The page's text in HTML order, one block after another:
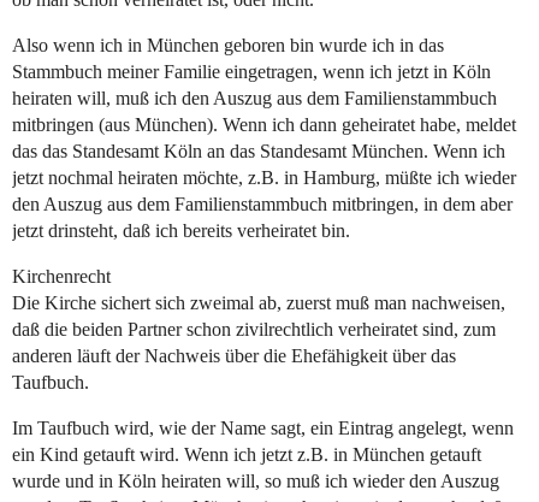
Also wenn ich in München geboren bin wurde ich in das
Stammbuch meiner Familie eingetragen, wenn ich jetzt in Köln
heiraten will, muß ich den Auszug aus dem Familienstammbuch
mitbringen (aus München). Wenn ich dann geheiratet habe, meldet
das das Standesamt Köln an das Standesamt München. Wenn ich
jetzt nochmal heiraten möchte, z.B. in Hamburg, müßte ich wieder
den Auszug aus dem Familienstammbuch mitbringen, in dem aber
jetzt drinsteht, daß ich bereits verheiratet bin.
Kirchenrecht
Die Kirche sichert sich zweimal ab, zuerst muß man nachweisen,
daß die beiden Partner schon zivilrechtlich verheiratet sind, zum
anderen läuft der Nachweis über die Ehefähigkeit über das
Taufbuch.
Im Taufbuch wird, wie der Name sagt, ein Eintrag angelegt, wenn
ein Kind getauft wird. Wenn ich jetzt z.B. in München getauft
wurde und in Köln heiraten will, so muß ich wieder den Auszug